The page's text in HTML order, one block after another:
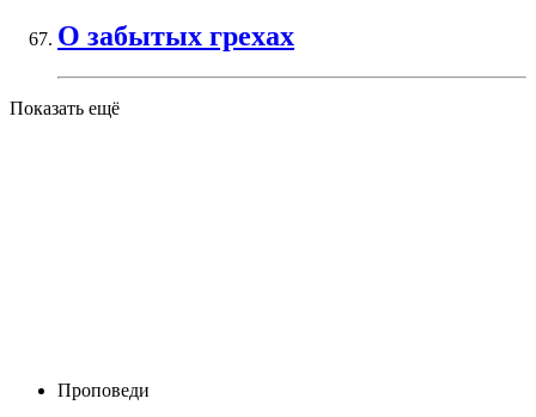
О забытых грехах
Показать ещё
Проповеди